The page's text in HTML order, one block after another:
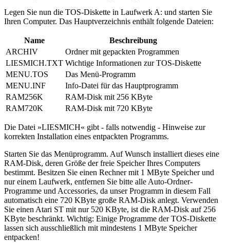
Legen Sie nun die TOS-Diskette in Laufwerk A: und starten Sie
Ihren Computer. Das Hauptverzeichnis enthält folgende Dateien:
Name
Beschreibung
ARCHIV
Ordner mit gepackten Programmen
LIESMICH.TXT Wichtige Informationen zur TOS-Diskette
MENU.TOS
Das Menü-Programm
MENU.INF
Info-Datei für das Hauptprogramm
RAM256K
RAM-Disk mit 256 KByte
RAM720K
RAM-Disk mit 720 KByte
Die Datei »LIESMICH« gibt - falls notwendig - Hinweise zur
korrekten Installation eines entpackten Programms.
Starten Sie das Menüprogramm. Auf Wunsch installiert dieses eine
RAM-Disk, deren Größe der freie Speicher Ihres Computers
bestimmt. Besitzen Sie einen Rechner mit 1 MByte Speicher und
nur einem Laufwerk, entfernen Sie bitte alle Auto-Ordner-
Programme und Accessories, da unser Programm in diesem Fall
automatisch eine 720 KByte große RAM-Disk anlegt. Verwenden
Sie einen Atari ST mit nur 520 KByte, ist die RAM-Disk auf 256
KByte beschränkt. Wichtig: Einige Programme der TOS-Diskette
lassen sich ausschließlich mit mindestens 1 MByte Speicher
entpacken!